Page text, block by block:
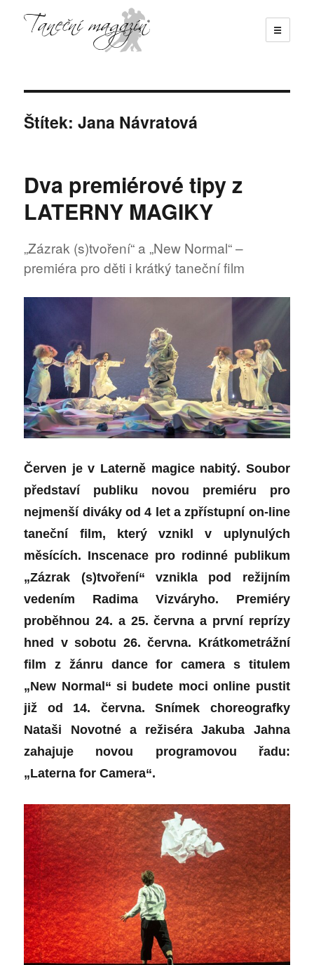
☰
Štítek:Jana Návratová
Dva premiérové tipy z
LATERNY MAGIKY
„Zázrak (s)tvoření“ a „New Normal“ –
premiéra pro děti i krátký taneční film
Červen je v Laterně magice nabitý. Soubor
představí publiku novou premiéru pro
nejmenší diváky od 4 let a zpřístupní on-line
taneční film, který vznikl v uplynulých
měsících. Inscenace pro rodinné publikum
„Zázrak (s)tvoření“ vznikla pod režijním
vedením Radima Vizváryho. Premiéry
proběhnou 24. a 25. června a první reprízy
hned v sobotu 26. června. Krátkometrážní
film z žánru dance for camera s titulem
„New Normal“ si budete moci online pustit
již od 14. června. Snímek choreografky
Nataši Novotné a režiséra Jakuba Jahna
zahajuje novou programovou řadu:
„Laterna for Camera“.